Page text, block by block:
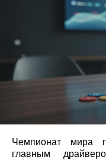
Чемпионат мира
главным